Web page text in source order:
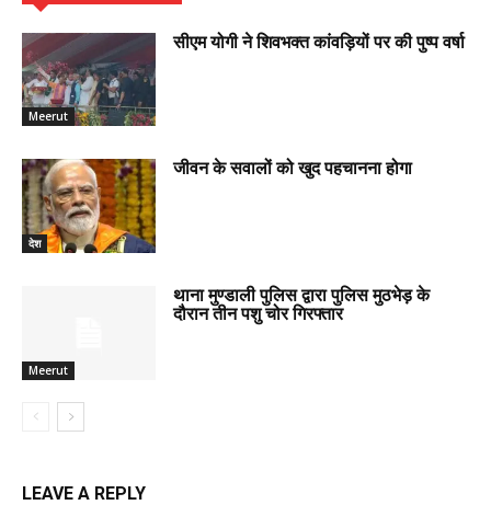
Meerut
सीएम योगी ने शिवभक्त कांवड़ियों पर की पुष्प वर्षा
देश
जीवन के सवालों को खुद पहचानना होगा
Meerut
थाना मुण्डाली पुलिस द्वारा पुलिस मुठभेड़ के
दौरान तीन पशु चोर गिरफ्तार
LEAVE A REPLY